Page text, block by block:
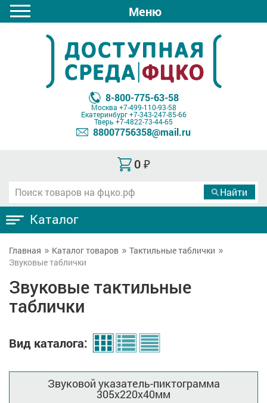
Меню
8-800-775-63-58
Москва +7-499-110-93-58
Екатеринбург+7-343-247-85-66
Тверь +7-4822-73-44-65
88007756358@mail.ru
0 ₽
Каталог
Главная Каталог товаров
Тактильные таблички
Звуковые таблички
Звуковые тактильные
таблички
Вид каталога:
Звуковой указатель-пиктограмма
305x220x40мм